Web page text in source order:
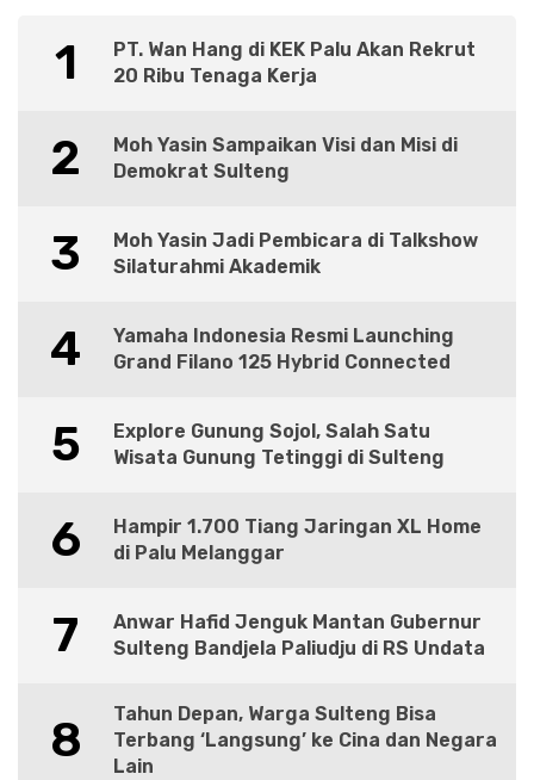
1
PT. Wan Hang di KEK Palu Akan Rekrut
20 Ribu Tenaga Kerja
2
Moh Yasin Sampaikan Visi dan Misi di
Demokrat Sulteng
3
Moh Yasin Jadi Pembicara di Talkshow
Silaturahmi Akademik
4
Yamaha Indonesia Resmi Launching
Grand Filano 125 Hybrid Connected
5
Explore Gunung Sojol, Salah Satu
Wisata Gunung Tetinggi di Sulteng
6
Hampir 1.700 Tiang Jaringan XL Home
di Palu Melanggar
7
Anwar Hafid Jenguk Mantan Gubernur
Sulteng Bandjela Paliudju di RS Undata
8
Tahun Depan, Warga Sulteng Bisa
Terbang ‘Langsung’ ke Cina dan Negara
Lain